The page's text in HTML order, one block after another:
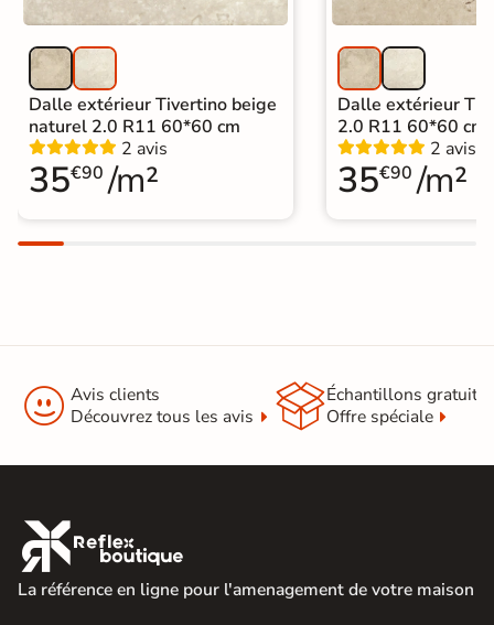
Catégories
Carrelage Beige
Carrelage moderne sur plot
Carrelage extérieur Livraison
express
Dalle sur plots livraison express
Dalle extérieur Tivertino beige
naturel 2.0 R11 60*60 cm
2 avis
35€90 /m²
Dalle extérieur
2.0 R11 60*60 cm
2 avis
35€90 /m²
 Avis clients
Découvrez tous les avis
Échantillons gratuit
Offre spéciale

La référence en ligne pour l'amenagement de votre maison